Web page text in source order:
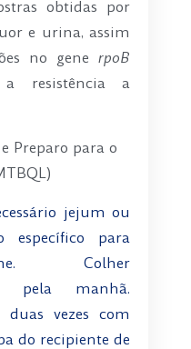
obtidas por
e urina, assim
no generpoB
resistência a
Preparo para o
jejum ou
específico para
Colher
pela manhã.
duas vezes com
do recipiente de